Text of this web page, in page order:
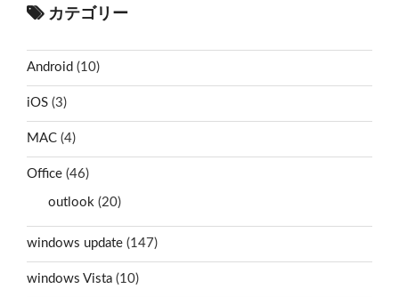
カテゴリー
Android (10)
iOS (3)
MAC (4)
Office (46)
outlook (20)
windows update (147)
windows Vista (10)